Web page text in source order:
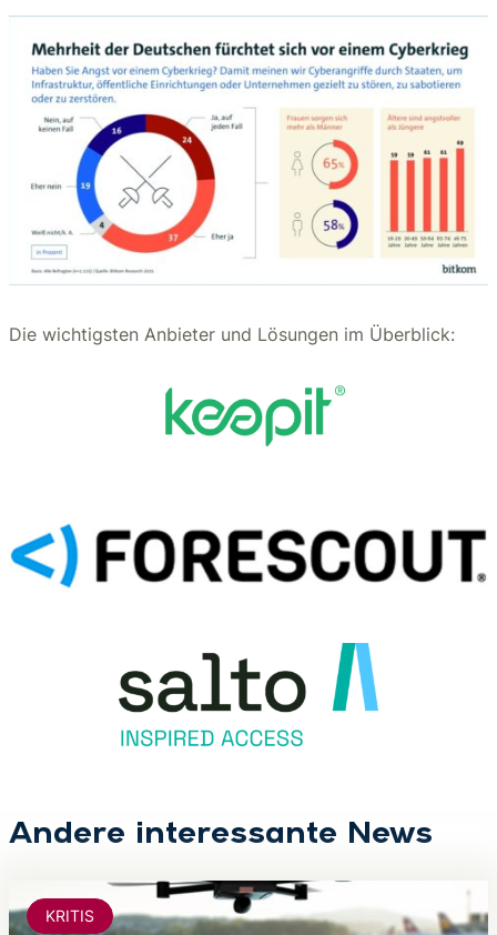
Die wichtigsten Anbieter und Lösungen im Überblick:
Andere interessante News
KRITIS